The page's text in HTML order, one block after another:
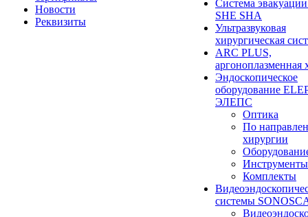
Новости
Реквизиты
Система
SHE SHA
Ультразвуковая
хирургическая
ARC PLUS,
аргоноплазменная
Эндоскопическое
оборудование
ЭЛЕПС
Оптика
По
хирургии
Инструменты
Комплекты
системы